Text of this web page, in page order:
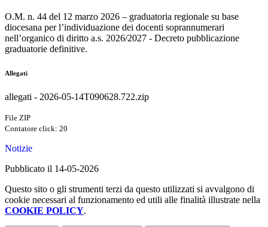
O.M. n. 44 del 12 marzo 2026 – graduatoria regionale su base
diocesana per l’individuazione dei docenti soprannumerari
nell’organico di diritto a.s. 2026/2027 - Decreto pubblicazione
graduatorie definitive.
Allegati
allegati - 2026-05-14T090628.722.zip
File ZIP
Contatore click: 20
Notizie
Pubblicato il 14-05-2026
Questo sito o gli strumenti terzi da questo utilizzati si avvalgono di
cookie necessari al funzionamento ed utili alle finalità illustrate nella
COOKIE POLICY.